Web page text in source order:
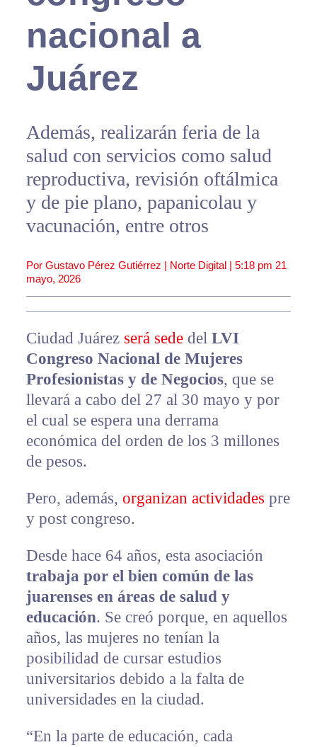
nacional a
Juárez
Además, realizarán feria de la
salud con servicios como salud
reproductiva, revisión oftálmica
y de pie plano, papanicolau y
vacunación, entre otros
Por Gustavo Pérez Gutiérrez | Norte Digital | 5:18 pm 21
mayo, 2026
Ciudad Juárez será sededel LVI
Congreso Nacional de Mujeres
Profesionistas y de Negocios, que se
llevará a cabo del 27 al 30 mayo y por
el cual se espera una derrama
económica del orden de los 3 millones
de pesos.
Pero, además, organizan actividades pre
y post congreso.
Desde hace 64 años, esta asociación
trabaja por el bien común de las
juarenses en áreas de salud y
educación. Se creó porque, en aquellos
años, las mujeres no tenían la
posibilidad de cursar estudios
universitarios debido a la falta de
universidades en la ciudad.
“En la parte de educación, cada